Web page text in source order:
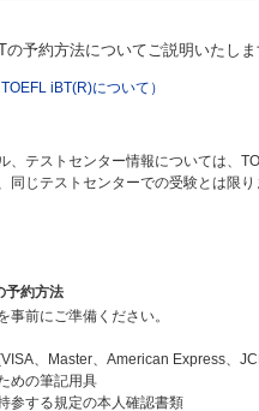
の予約方法についてご説明いたしま
iBT(R)について）
、テストセンター情報については、
同じテストセンターでの受験とは限り
予約方法
事前にご準備ください。
、Master、American Express、
めの筆記用具
参する規定の本人確認書類